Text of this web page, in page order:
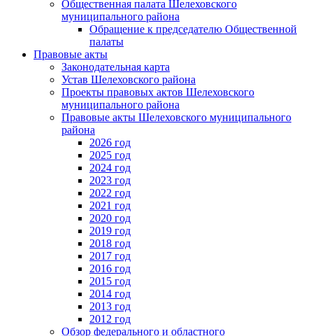
Общественная палата Шелеховского
муниципального района
Обращение к председателю Общественной
палаты
Правовые акты
Законодательная карта
Устав Шелеховского района
Проекты правовых актов Шелеховского
муниципального района
Правовые акты Шелеховского муниципального
района
2026 год
2025 год
2024 год
2023 год
2022 год
2021 год
2020 год
2019 год
2018 год
2017 год
2016 год
2015 год
2014 год
2013 год
2012 год
Обзор федерального и областного